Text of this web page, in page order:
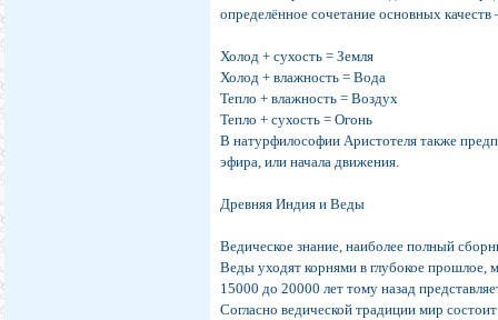
определённое сочетание основных
Холод + сухость = Земля
Холод + влажность = Вода
Тепло + влажность = Воздух
Тепло + сухость = Огонь
В натурфилософии Аристотеля также
эфира, или начала движения.
Древняя Индия и Веды
Ведическое знание, наиболее полный
Веды уходят корнями в глубокое прошлое,
15000 до 20000 лет тому назад
Согласно ведической традиции мир